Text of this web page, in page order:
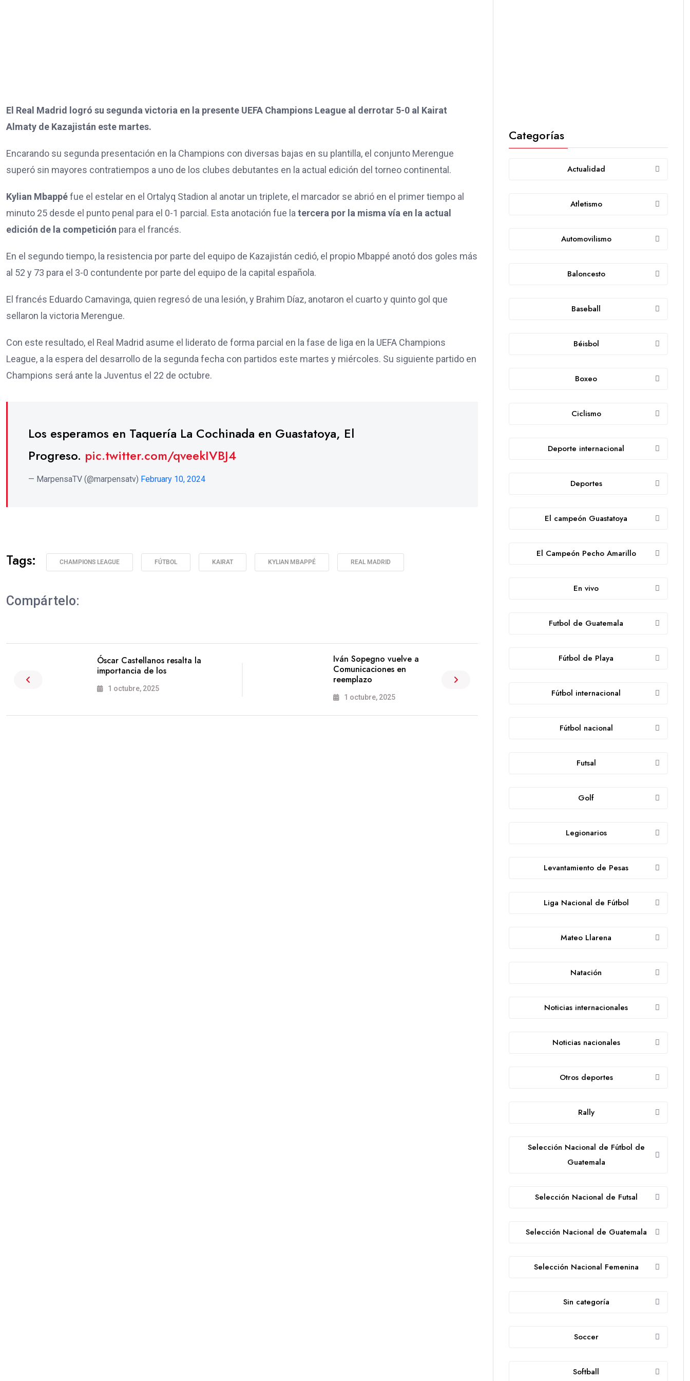
El Real Madrid logró su segunda victoria en la presente UEFA Champions League al derrotar 5-0 al Kairat
Almaty de Kazajistán este martes.
Encarando su segunda presentación en la Champions con diversas bajas en su plantilla, el conjunto Merengue
superó sin mayores contratiempos a uno de los clubes debutantes en la actual edición del torneo continental.
Kylian Mbappéfue el estelar en el Ortalyq Stadion al anotar un triplete, el marcador se abrió en el primer tiempo al
minuto 25 desde el punto penal para el 0-1 parcial. Esta anotación fue latercera por la misma vía en la actual
edición de la competición para el francés.
En el segundo tiempo, la resistencia por parte del equipo de Kazajistán cedió, el propio Mbappé anotó dos goles más
al 52 y 73 para el 3-0 contundente por parte del equipo de la capital española.
El francés Eduardo Camavinga, quien regresó de una lesión, y Brahim Díaz, anotaron el cuarto y quinto gol que
sellaron la victoria Merengue.
Con este resultado, el Real Madrid asume el liderato de forma parcial en la fase de liga en la UEFA Champions
League, a la espera del desarrollo de la segunda fecha con partidos este martes y miércoles. Su siguiente partido en
Champions será ante la Juventus el 22 de octubre.
Los esperamos en Taquería La Cochinada en Guastatoya, El
Progreso. pic.twitter.com/qveekIVBJ4
— MarpensaTV (@marpensatv) February 10, 2024
Tags: CHAMPIONS LEAGUE FÚTBOL KAIRAT KYLIAN MBAPPÉ REAL MADRID
Compártelo:
Óscar Castellanos resalta la
importancia de los
1 octubre, 2025
Iván Sopegno vuelve a
Comunicaciones en
reemplazo
1 octubre, 2025
Categorías
Actualidad
Atletismo
Automovilismo
Baloncesto
Baseball
Béisbol
Boxeo
Ciclismo
Deporte internacional
Deportes
El campeón Guastatoya
El Campeón Pecho Amarillo
En vivo
Futbol de Guatemala
Fútbol de Playa
Fútbol internacional
Fútbol nacional
Futsal
Golf
Legionarios
Levantamiento de Pesas
Liga Nacional de Fútbol
Mateo Llarena
Natación
Noticias internacionales
Noticias nacionales
Otros deportes
Rally
Selección Nacional de Fútbol de
Guatemala
Selección Nacional de Futsal
Selección Nacional de Guatemala
Selección Nacional Femenina
Sin categoría
Soccer
Softball